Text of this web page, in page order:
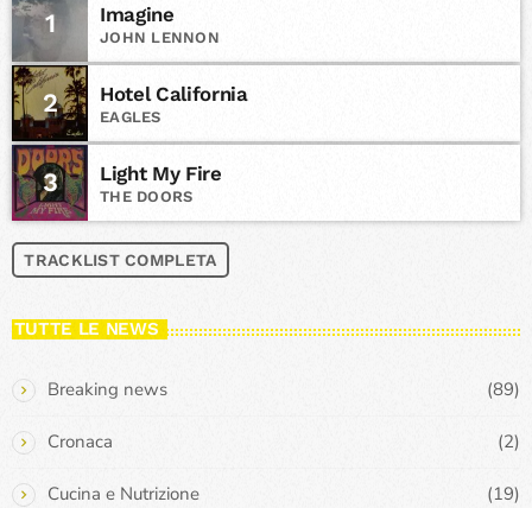
1 Imagine
JOHN LENNON
2 Hotel California
EAGLES
3 Light My Fire
THE DOORS
TRACKLIST COMPLETA
TUTTE LE NEWS
Breaking news (89)
Cronaca (2)
Cucina e Nutrizione (19)